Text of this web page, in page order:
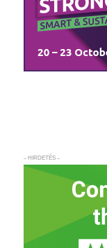
– HIRDETÉS –